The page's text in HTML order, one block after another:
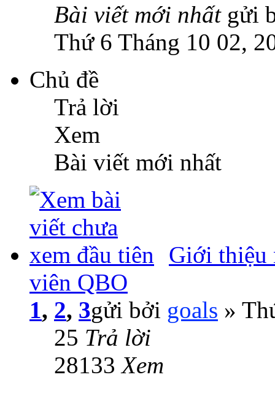
Bài viết mới nhất gửi
Thứ 6 Tháng 10 02,
Chủ đề
Trả lời
Xem
Bài viết mới nhất
Giới thiệu
viên QBO
1, 2, 3gửi bởi goals »
25 Trả lời
28133Xem